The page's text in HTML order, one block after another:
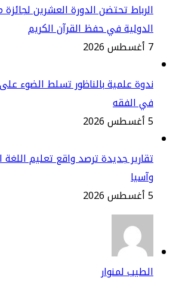
تحتضن الدورة العشرين لجائزة محمد
في حفظ القرآن الكريم
علمية بالناظور تسلط الضوء على
الفقه
جديدة ترصد واقع تعليم اللغة العربية
لمنوار